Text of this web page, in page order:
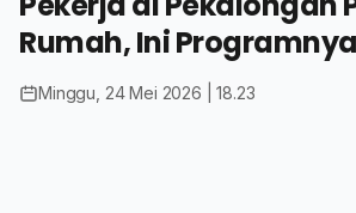
Rumah, Ini Programnya
Minggu, 24 Mei 2026 | 18.23